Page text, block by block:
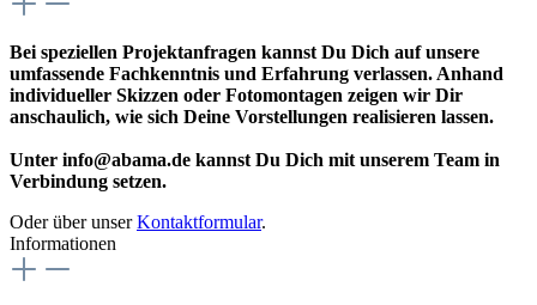
Bei speziellen Projektanfragen kannst Du Dich auf unsere
umfassende Fachkenntnis und Erfahrung verlassen. Anhand
individueller Skizzen oder Fotomontagen zeigen wir Dir
anschaulich, wie sich Deine Vorstellungen realisieren lassen.
Unter info@abama.de kannst Du Dich mit unserem Team in
Verbindung setzen.
Oder über unserKontaktformular.
Informationen